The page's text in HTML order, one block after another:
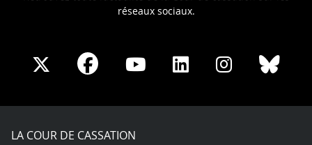
réseaux sociaux.
Share
X
Share
Facebook
Share
Youtube
Share
LinkedIn
Share
Instagram
LA COUR DE CASSATION